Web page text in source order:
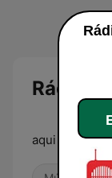
Rádio
aqui so